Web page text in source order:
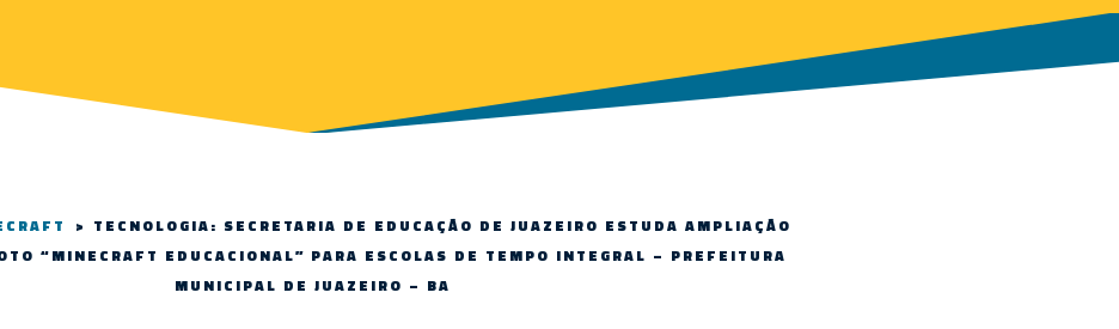
> TECNOLOGIA: SECRETARIA DE EDUCAÇÃO DE JUAZEIRO ESTUDA AMPLIAÇÃO
“MINECRAFT EDUCACIONAL” PARA ESCOLAS DE TEMPO INTEGRAL – PREFEITURA
MUNICIPAL DE JUAZEIRO – BA